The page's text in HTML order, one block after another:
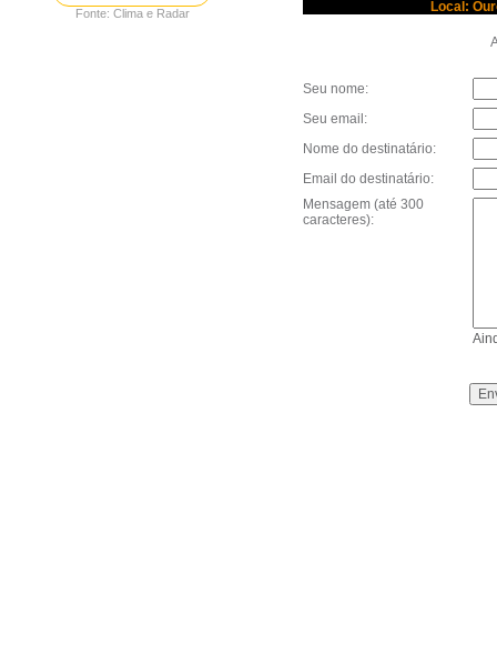
Fonte: Clima e Radar Local:
Seu nome:
Seu email:
Nome do destinatário:
Email do destinatário:
Mensagem (até 300
caracteres):